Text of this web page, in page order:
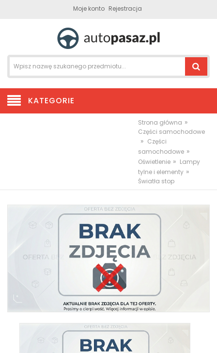
Moje konto Rejestracja
KATEGORIE
Strona główna »
Części samochodowe
» Części
samochodowe »
Oświetlenie » Lampy
tylne i elementy »
Światła stop